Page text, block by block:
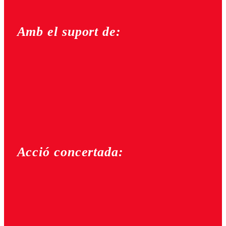
Amb el suport de:
Acció concertada: